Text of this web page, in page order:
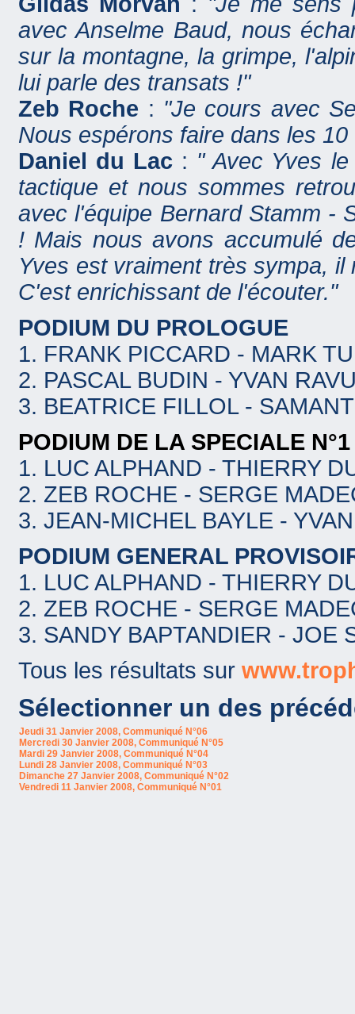
avec Anselme Baud, nous
sur la montagne, la grimpe,
lui parle des transats !"
Zeb Roche : "Je cours avec
Nous espérons faire dans les 10
Daniel du Lac : " Avec Yves
tactique et nous sommes
avec l'équipe Bernard Stamm -
! Mais nous avons accumulé
Yves est vraiment très sympa,
C'est enrichissant de l'écouter."
PODIUM DU PROLOGUE
1. FRANK PICCARD - MARK
2. PASCAL BUDIN - YVAN
3. BEATRICE FILLOL -
PODIUM DE LA SPECIALE
1. LUC ALPHAND - THIERRY
2. ZEB ROCHE - SERGE
3. JEAN-MICHEL BAYLE -
PODIUM GENERAL
1. LUC ALPHAND - THIERRY
2. ZEB ROCHE - SERGE
3. SANDY BAPTANDIER - JOE
Tous les résultats sur
Sélectionner un des
Jeudi 31 Janvier 2008, Communiqué N°06
Mercredi 30 Janvier 2008, Communiqué N°05
Mardi 29 Janvier 2008, Communiqué N°04
Lundi 28 Janvier 2008, Communiqué N°03
Dimanche 27 Janvier 2008, Communiqué N°02
Vendredi 11 Janvier 2008, Communiqué N°01